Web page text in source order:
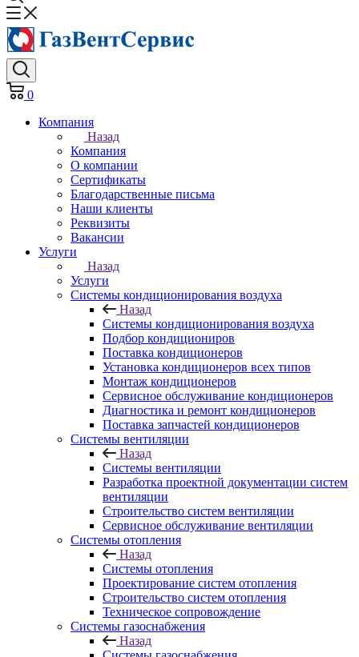
0
Компания
Назад
Компания
О компании
Сертификаты
Благодарственные письма
Наши клиенты
Реквизиты
Вакансии
Услуги
Назад
Услуги
Системы кондиционирования воздуха
Назад
Системы кондиционирования воздуха
Подбор кондициониров
Поставка кондиционеров
Установка кондиционеров всех типов
Монтаж кондиционеров
Сервисное обслуживание кондиционеров
Диагностика и ремонт кондиционеров
Поставка запчастей кондиционеров
Системы вентиляции
Назад
Системы вентиляции
Разработка проектной документации систем
вентиляции
Строительство систем вентиляции
Сервисное обслуживание вентиляции
Системы отопления
Назад
Системы отопления
Проектирование систем отопления
Строительство систем отопления
Техническое сопровождение
Системы газоснабжения
Назад